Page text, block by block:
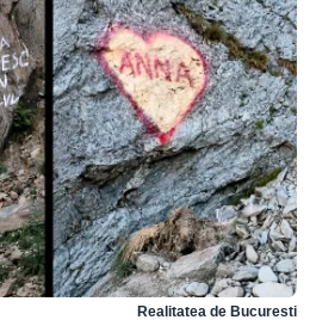
Realitatea de Bucuresti